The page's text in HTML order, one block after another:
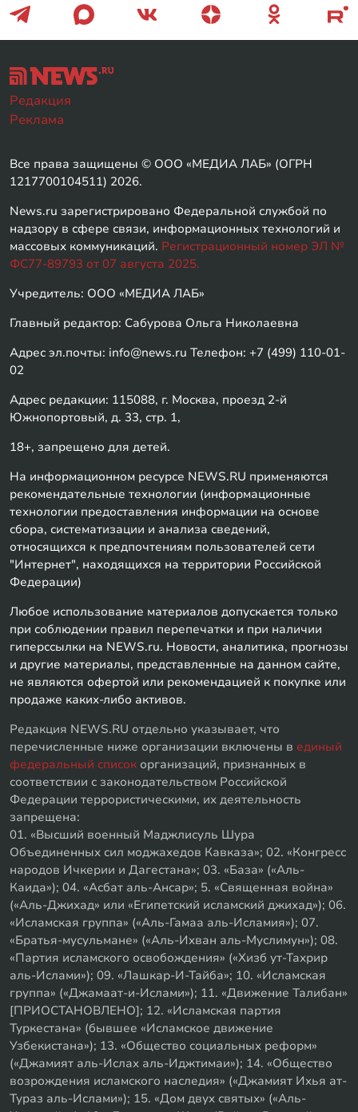
Редакция
Реклама
Все права защищены © ООО «МЕДИА ЛАБ» (ОГРН
1217700104511) 2026.
News.ru зарегистрировано Федеральной службой по
надзору в сфере связи, информационных технологий и
массовых коммуникаций. Регистрационный номер ЭЛ №
ФС77-89793 от 07 августа 2025.
Учредитель: ООО «МЕДИА ЛАБ»
Главный редактор: Сабурова Ольга Николаевна
Адрес эл.почты: info@news.ru Телефон: +7 (499) 110-01-
02
Адрес редакции: 115088, г. Москва, проезд 2-й
Южнопортовый, д. 33, стр. 1,
18+, запрещено для детей.
На информационном ресурсе NEWS.RU применяются
рекомендательные технологии (информационные
технологии предоставления информации на основе
сбора, систематизации и анализа сведений,
относящихся к предпочтениям пользователей сети
"Интернет", находящихся на территории Российской
Федерации)
Любое использование материалов допускается только
при соблюдении правил перепечатки и при наличии
гиперссылки на NEWS.ru. Новости, аналитика, прогнозы
и другие материалы, представленные на данном сайте,
не являются офертой или рекомендацией к покупке или
продаже каких-либо активов.
Редакция NEWS.RU отдельно указывает, что
перечисленные ниже организации включены в единый
федеральный список организаций, признанных в
соответствии с законодательством Российской
Федерации террористическими, их деятельность
запрещена:
01. «Высший военный Маджлисуль Шура
Объединенных сил моджахедов Кавказа»; 02. «Конгресс
народов Ичкерии и Дагестана»; 03. «База» («Аль-
Каида»); 04. «Асбат аль-Ансар»; 5. «Священная война»
(«Аль-Джихад» или «Египетский исламский джихад»); 06.
«Исламская группа» («Аль-Гамаа аль-Исламия»); 07.
«Братья-мусульмане» («Аль-Ихван аль-Муслимун»); 08.
«Партия исламского освобождения» («Хизб ут-Тахрир
аль-Ислами»); 09. «Лашкар-И-Тайба»; 10. «Исламская
группа» («Джамаат-и-Ислами»); 11. «Движение Талибан»
[ПРИОСТАНОВЛЕНО]; 12. «Исламская партия
Туркестана» (бывшее «Исламское движение
Узбекистана»); 13. «Общество социальных реформ»
(«Джамият аль-Ислах аль-Иджтимаи»); 14. «Общество
возрождения исламского наследия» («Джамият Ихья ат-
Тураз аль-Ислами»); 15. «Дом двух святых» («Аль-